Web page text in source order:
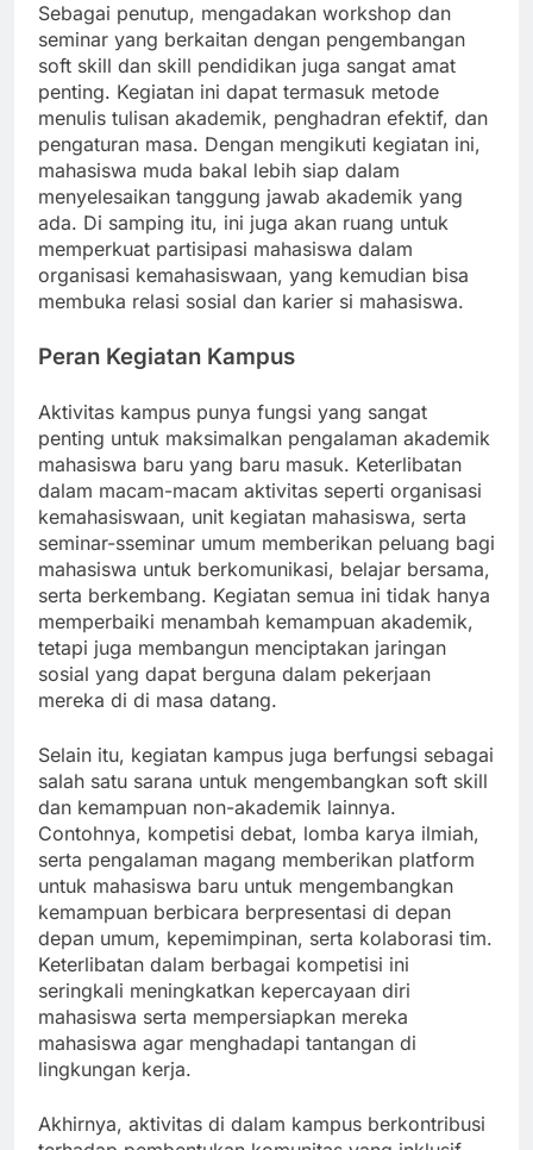
Sebagai penutup, mengadakan workshop dan
seminar yang berkaitan dengan pengembangan
soft skill dan skill pendidikan juga sangat amat
penting. Kegiatan ini dapat termasuk metode
menulis tulisan akademik, penghadran efektif, dan
pengaturan masa. Dengan mengikuti kegiatan ini,
mahasiswa muda bakal lebih siap dalam
menyelesaikan tanggung jawab akademik yang
ada. Di samping itu, ini juga akan ruang untuk
memperkuat partisipasi mahasiswa dalam
organisasi kemahasiswaan, yang kemudian bisa
membuka relasi sosial dan karier si mahasiswa.
Peran Kegiatan Kampus
Aktivitas kampus punya fungsi yang sangat
penting untuk maksimalkan pengalaman akademik
mahasiswa baru yang baru masuk. Keterlibatan
dalam macam-macam aktivitas seperti organisasi
kemahasiswaan, unit kegiatan mahasiswa, serta
seminar-sseminar umum memberikan peluang bagi
mahasiswa untuk berkomunikasi, belajar bersama,
serta berkembang. Kegiatan semua ini tidak hanya
memperbaiki menambah kemampuan akademik,
tetapi juga membangun menciptakan jaringan
sosial yang dapat berguna dalam pekerjaan
mereka di di masa datang.
Selain itu, kegiatan kampus juga berfungsi sebagai
salah satu sarana untuk mengembangkan soft skill
dan kemampuan non-akademik lainnya.
Contohnya, kompetisi debat, lomba karya ilmiah,
serta pengalaman magang memberikan platform
untuk mahasiswa baru untuk mengembangkan
kemampuan berbicara berpresentasi di depan
depan umum, kepemimpinan, serta kolaborasi tim.
Keterlibatan dalam berbagai kompetisi ini
seringkali meningkatkan kepercayaan diri
mahasiswa serta mempersiapkan mereka
mahasiswa agar menghadapi tantangan di
lingkungan kerja.
Akhirnya, aktivitas di dalam kampus berkontribusi